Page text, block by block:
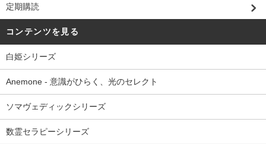
定期購読
コンテンツを見る
白姫シリーズ
Anemone - 意識がひらく、光のセレクト
ソマヴェディックシリーズ
数霊セラピーシリーズ